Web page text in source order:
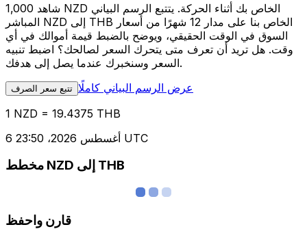
شاهد 1,000 NZD الخاص بك أثناء الحركة. يتتبع الرسم البياني
المباشر NZD إلى THB الخاص بنا على مدار 12 شهرًا من أسعار
السوق في الوقت الحقيقي، ويوضح بالضبط قيمة أموالك في أي
وقت. هل تريد أن تعرف متى يتحرك السعر لصالحك؟ اضبط تنبيه
السعر وسنخبرك عندما يصل إلى هدفك.
تتبع سعر الصرف عرض الرسم البياني كاملًا
1 NZD = 19.4375 THB
6 أغسطس 2026، 23:50 UTC
مخطط NZD إلى THB
قارن واحفظ